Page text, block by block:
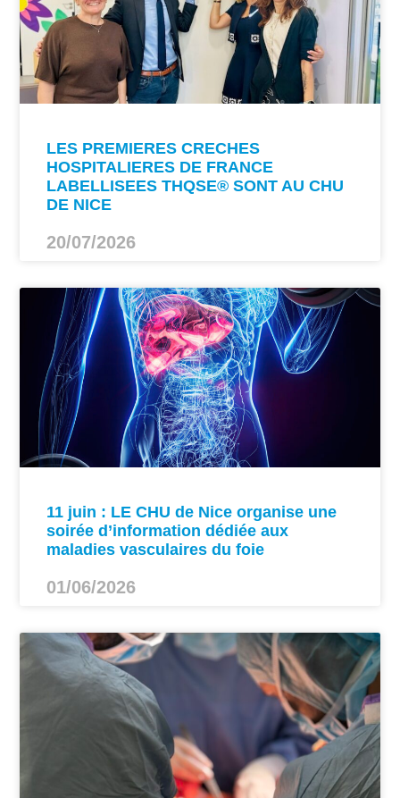
LES PREMIERES CRECHES
HOSPITALIERES DE FRANCE
LABELLISEES THQSE® SONT AU CHU
DE NICE
20/07/2026
11 juin : LE CHU de Nice organise une
soirée d’information dédiée aux
maladies vasculaires du foie
01/06/2026